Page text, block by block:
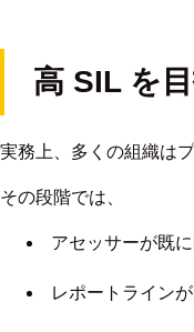
高 SIL を
実務上、多くの組織は
その段階では、
アセッサーが既
レポートライン